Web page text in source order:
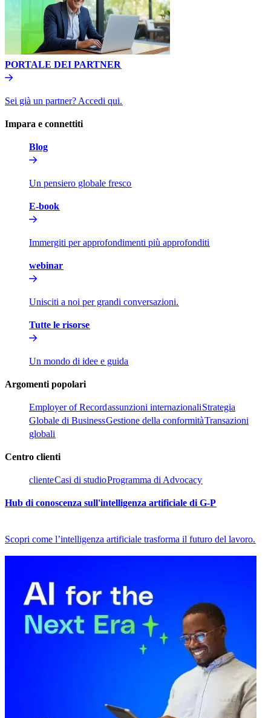
PORTALE DEI PARTNER​​
Sei già un partner? Accedi qui.​​
Impara e connettiti​​
Blog​​
Un pensiero globale fresco​​
E-book​​
Immergiti per approfondimenti più approfonditi​​
webinar​​
Unisciti a noi per grandi conversazioni.​​
Tutte le risorse​​
Un mondo di idee e guida​​
Argomenti popolari​​
Employer of Record​​assunzioni internazionali​​Strategia
Globale di Business​​Gestione della conformità​​Transazioni
globali​​
Centro clienti​​
cliente​​Casi di studio​​Programma di Advocacy​​
Hub di conoscenza sull'intelligenza artificiale di G-P​​
Scopri come l’intelligenza artificiale trasforma il futuro del lavoro.​​